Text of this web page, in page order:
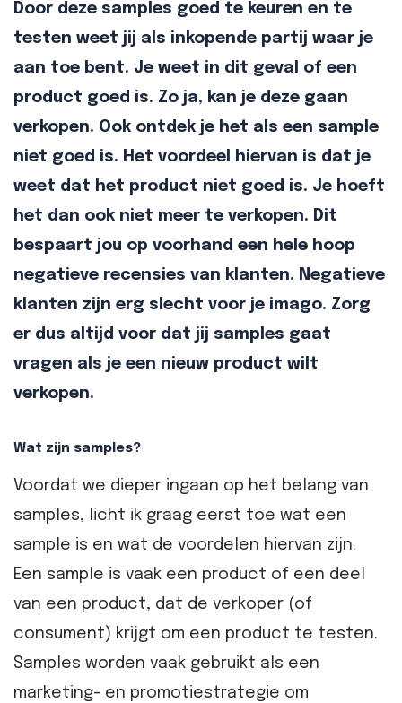
Door deze samples goed te keuren en te
testen weet jij als inkopende partij waar je
aan toe bent. Je weet in dit geval of een
product goed is. Zo ja, kan je deze gaan
verkopen. Ook ontdek je het als een sample
niet goed is. Het voordeel hiervan is dat je
weet dat het product niet goed is. Je hoeft
het dan ook niet meer te verkopen. Dit
bespaart jou op voorhand een hele hoop
negatieve recensies van klanten. Negatieve
klanten zijn erg slecht voor je imago. Zorg
er dus altijd voor dat jij samples gaat
vragen als je een nieuw product wilt
verkopen.
Wat zijn samples?
Voordat we dieper ingaan op het belang van
samples, licht ik graag eerst toe wat een
sample is en wat de voordelen hiervan zijn.
Een sample is vaak een product of een deel
van een product, dat de verkoper (of
consument) krijgt om een product te testen.
Samples worden vaak gebruikt als een
marketing- en promotiestrategie om